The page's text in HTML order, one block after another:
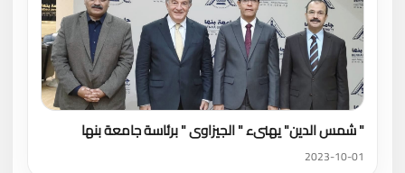
" شمس الدين" يهنىء " الجيزاوى " برئاسة جامعة بنها
2023-10-01